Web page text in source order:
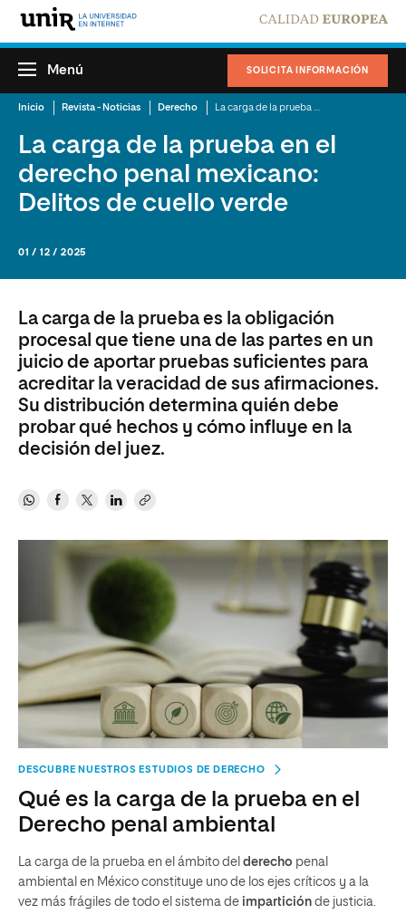
SOLICITA INFORMACIÓN
Menú
Inicio Revista - Noticias Derecho
La carga de la prueba en el
derecho penal mexicano:
Delitos de cuello verde
01 / 12 / 2025
La carga de la prueba es la obligación
procesal que tiene una de las partes en un
juicio de aportar pruebas suficientes para
acreditar la veracidad de sus afirmaciones.
Su distribución determina quién debe
probar qué hechos y cómo influye en la
decisión del juez.
DESCUBRE NUESTROS ESTUDIOS DE DERECHO
Qué es la carga de la prueba en el
Derecho penal ambiental
La carga de la prueba en el ámbito del derecho penal
ambiental en México constituye uno de los ejes críticos y a la
vez más frágiles de todo el sistema de impartición de justicia.